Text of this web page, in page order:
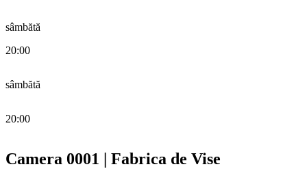
sâmbătă
20:00
sâmbătă
20:00
Camera 0001 | Fabrica de Vise